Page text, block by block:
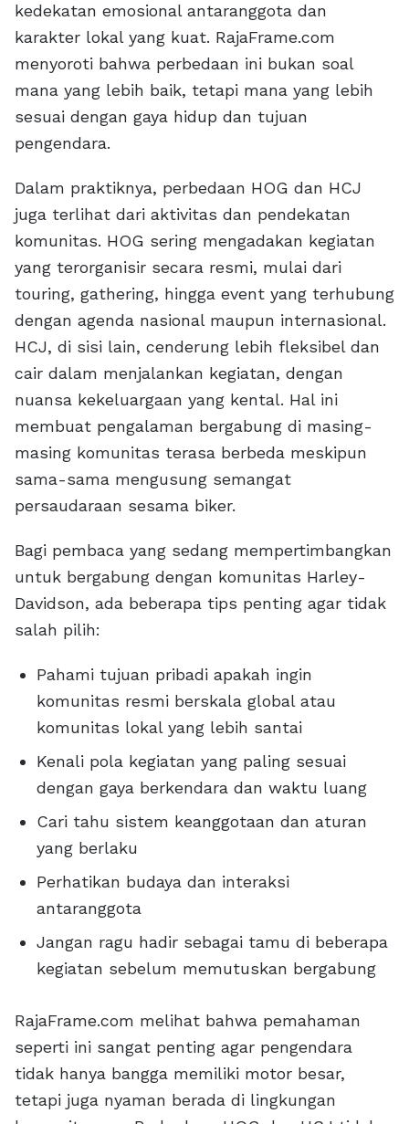
kedekatan emosional antaranggota dan
karakter lokal yang kuat. RajaFrame.com
menyoroti bahwa perbedaan ini bukan soal
mana yang lebih baik, tetapi mana yang lebih
sesuai dengan gaya hidup dan tujuan
pengendara.
Dalam praktiknya, perbedaan HOG dan HCJ
juga terlihat dari aktivitas dan pendekatan
komunitas. HOG sering mengadakan kegiatan
yang terorganisir secara resmi, mulai dari
touring, gathering, hingga event yang terhubung
dengan agenda nasional maupun internasional.
HCJ, di sisi lain, cenderung lebih fleksibel dan
cair dalam menjalankan kegiatan, dengan
nuansa kekeluargaan yang kental. Hal ini
membuat pengalaman bergabung di masing-
masing komunitas terasa berbeda meskipun
sama-sama mengusung semangat
persaudaraan sesama biker.
Bagi pembaca yang sedang mempertimbangkan
untuk bergabung dengan komunitas Harley-
Davidson, ada beberapa tips penting agar tidak
salah pilih:
Pahami tujuan pribadi apakah ingin
komunitas resmi berskala global atau
komunitas lokal yang lebih santai
Kenali pola kegiatan yang paling sesuai
dengan gaya berkendara dan waktu luang
Cari tahu sistem keanggotaan dan aturan
yang berlaku
Perhatikan budaya dan interaksi
antaranggota
Jangan ragu hadir sebagai tamu di beberapa
kegiatan sebelum memutuskan bergabung
RajaFrame.com melihat bahwa pemahaman
seperti ini sangat penting agar pengendara
tidak hanya bangga memiliki motor besar,
tetapi juga nyaman berada di lingkungan